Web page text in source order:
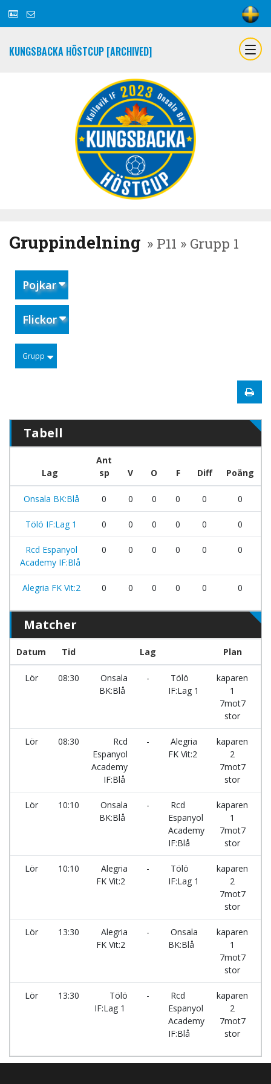
KUNGSBACKA HÖSTCUP [ARCHIVED]
Gruppindelning » P11 » Grupp 1
Pojkar
Flickor
Grupp
Tabell
Lag
Ant
sp
V O F Diff Poäng
Onsala BK:Blå 0 0 0 0 0 0
Tölö IF:Lag 1 0 0 0 0 0 0
Rcd Espanyol
Academy IF:Blå
0 0 0 0 0 0
Alegria FK Vit:2 0 0 0 0 0 0
Matcher
Datum Tid Lag Plan
Lör 08:30
Onsala
BK:Blå
-
Tölö
IF:Lag 1
kaparen
1
7mot7
stor
Lör 08:30
Rcd
Espanyol
Academy
IF:Blå
-
Alegria
FK Vit:2
kaparen
2
7mot7
stor
Lör 10:10
Onsala
BK:Blå
-
Rcd
Espanyol
Academy
IF:Blå
kaparen
1
7mot7
stor
Lör 10:10
Alegria
FK Vit:2
-
Tölö
IF:Lag 1
kaparen
2
7mot7
stor
Lör 13:30
Alegria
FK Vit:2
-
Onsala
BK:Blå
kaparen
1
7mot7
stor
Lör 13:30
Tölö
IF:Lag 1
-
Rcd
Espanyol
Academy
IF:Blå
kaparen
2
7mot7
stor